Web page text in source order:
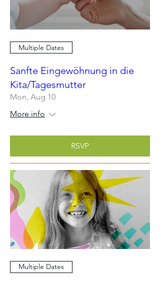
Multiple Dates
Sanfte Eingewöhnung in die
Kita/Tagesmutter
Mon, Aug 10
More info
RSVP
Multiple Dates